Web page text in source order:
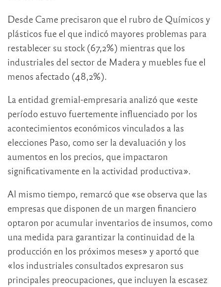
Desde Came precisaron que el rubro de Químicos y
plásticos fue el que indicó mayores problemas para
restablecer su stock (67,2%) mientras que los
industriales del sector de Madera y muebles fue el
menos afectado (48,2%).
La entidad gremial-empresaria analizó que «este
período estuvo fuertemente influenciado por los
acontecimientos económicos vinculados a las
elecciones Paso, como ser la devaluación y los
aumentos en los precios, que impactaron
significativamente en la actividad productiva».
Al mismo tiempo, remarcó que «se observa que las
empresas que disponen de un margen financiero
optaron por acumular inventarios de insumos, como
una medida para garantizar la continuidad de la
producción en los próximos meses» y aportó que
«los industriales consultados expresaron sus
principales preocupaciones, que incluyen la escasez